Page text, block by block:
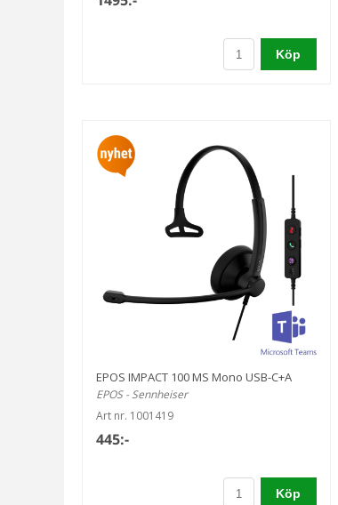
Köp
EPOS IMPACT 100 MS Mono USB-C+A
EPOS - Sennheiser
Art nr. 1001419
445:-
Köp